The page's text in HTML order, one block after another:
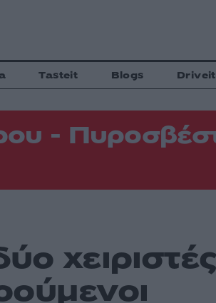
Tasteit Blogs Driveit
-
χειριστές